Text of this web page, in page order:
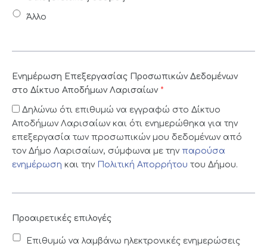
Άλλο
Ενημέρωση Επεξεργασίας Προσωπικών Δεδομένων
στο Δίκτυο Αποδήμων Λαρισαίων *
Δηλώνω ότι επιθυμώ να εγγραφώ στο Δίκτυο
Αποδήμων Λαρισαίων και ότι ενημερώθηκα για την
επεξεργασία των προσωπικών μου δεδομένων από
τον Δήμο Λαρισαίων, σύμφωνα με την παρούσα
ενημέρωση και την Πολιτική Απορρήτου του Δήμου.
Προαιρετικές επιλογές
Επιθυμώ να λαμβάνω ηλεκτρονικές ενημερώσεις